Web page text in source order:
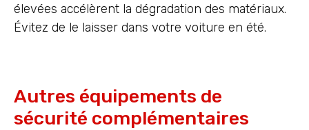
élevées accélèrent la dégradation des matériaux.
Évitez de le laisser dans votre voiture en été.
Autres équipements de
sécurité complémentaires